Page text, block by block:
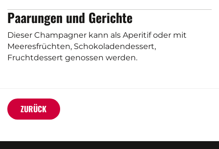
Paarungen und Gerichte
Dieser Champagner kann als Aperitif oder mit
Meeresfrüchten, Schokoladendessert,
Fruchtdessert genossen werden.
ZURÜCK